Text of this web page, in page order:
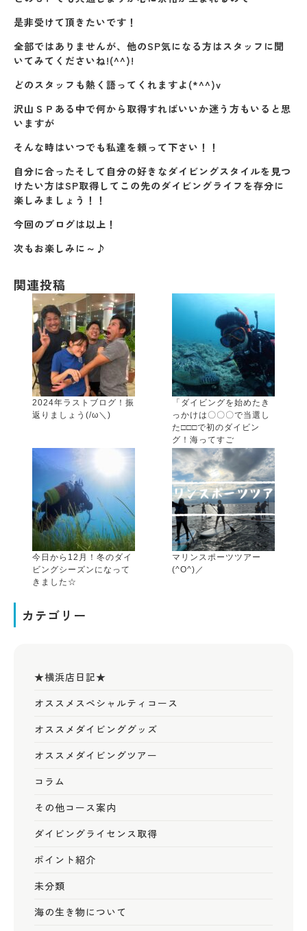
是非受けて頂きたいです！
全部ではありませんが、他のSP気になる方はスタッフに聞
いてみてくださいね!(^^)!
どのスタッフも熱く語ってくれますよ(*^^)v
沢山ＳＰある中で何から取得すればいいか迷う方もいると思
いますが
そんな時はいつでも私達を頼って下さい！！
自分に合ったそして自分の好きなダイビングスタイルを見つ
けたい方はSP取得してこの先のダイビングライフを存分に
楽しみましょう！！
今回のブログは以上！
次もお楽しみに～♪
関連投稿
2024年ラストブログ！振
返りましょう(/ω＼)
「ダイビングを始めたき
っかけは〇〇〇で当選し
た□□□で初のダイビン
グ！海ってすご
い・・・！14歳の感動か
ら20数年・・・ダイビン
グで「冒険」できるま
で！」
今日から12月！冬のダイ
ビングシーズンになって
きました☆
マリンスポーツツアー
(^O^)／
カテゴリー
★横浜店日記★
オススメスペシャルティコース
オススメダイビンググッズ
オススメダイビングツアー
コラム
その他コース案内
ダイビングライセンス取得
ポイント紹介
未分類
海の生き物について